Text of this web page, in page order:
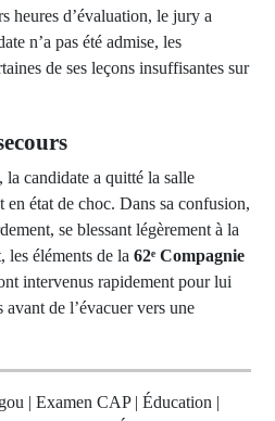
heures d’évaluation, le jury a
n’a pas été admise, les
de ses leçons insuffisantes sur
candidate a quitté la salle
état de choc. Dans sa confusion,
se blessant légèrement à la
les éléments de la 62ᵉ Compagnie
intervenus rapidement pour lui
de l’évacuer vers une
| Examen CAP | Éducation |